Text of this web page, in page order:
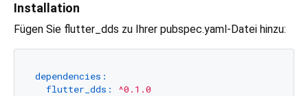
Installation
Fügen Sie flutter_dds zu Ihrer pubspec.yaml-Datei hinzu:
dependencies:
flutter_dds:
^0.1.0